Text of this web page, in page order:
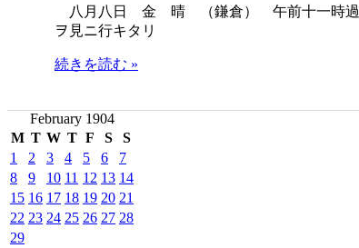
八月八日 金 晴 （鎌倉） 午前十一時過町
ヲ見ニ行キタリ
続きを読む »
February 1904
M T W T F S S
1 2 3 4 5 6
7
8
9 10 11 12 13 14
15 16 17 18 19 20 21
22 23 24 25 26 27 28
29